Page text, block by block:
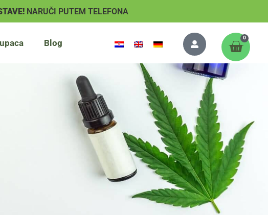
NARUČI PUTEM TELEFONA
Blog 0